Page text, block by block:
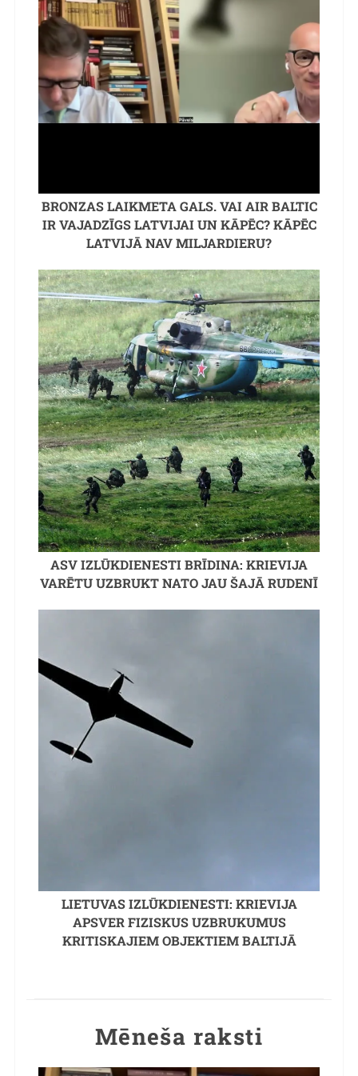
BRONZAS LAIKMETA GALS. VAI AIR BALTIC
IR VAJADZĪGS LATVIJAI UN KĀPĒC? KĀPĒC
LATVIJĀ NAV MILJARDIERU?
ASV IZLŪKDIENESTI BRĪDINA: KRIEVIJA
VARĒTU UZBRUKT NATO JAU ŠAJĀ RUDENĪ
LIETUVAS IZLŪKDIENESTI: KRIEVIJA
APSVER FIZISKUS UZBRUKUMUS
KRITISKAJIEM OBJEKTIEM BALTIJĀ
Mēneša raksti